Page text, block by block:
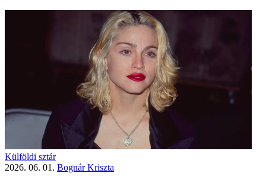
Külföldi sztár
2026. 06. 01. Bognár Kriszta